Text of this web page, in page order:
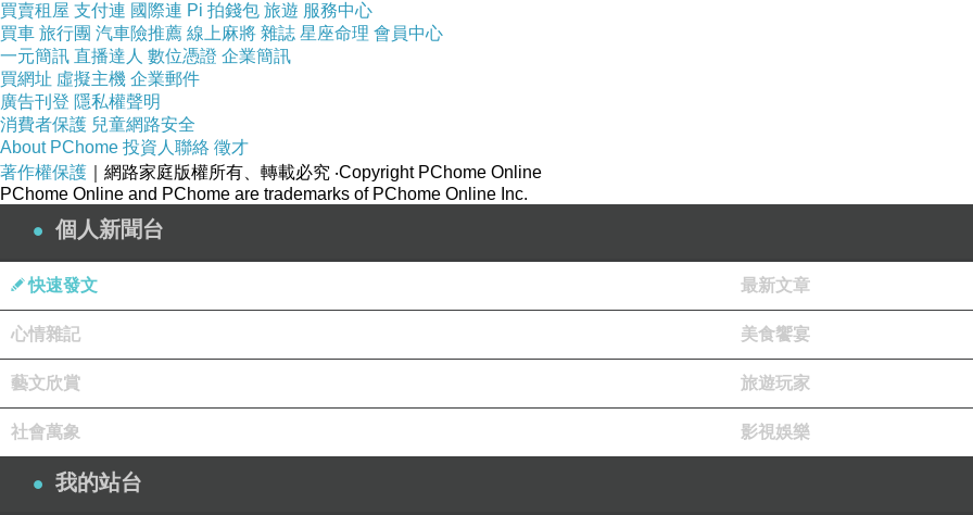
黑喔！」
每回聽到這種貼心的建議時，我都會忍不住滿臉問號，還以
嘛，就是那種明知是迷信
生出黑小孩？」的信念上產台。
事實是，不管老北老母有多白，就算不喝醬油不吃巧克力， 還是有可能生出黑小孩。
這麼說好像也不太對，媽媽我到現在還是覺得咱們家小鴨之 所以會這麼黑，應該是剛出生時住院好幾天
回來的嗎？
買賣租屋 支付連 國際連 Pi 拍錢包 旅遊 服務中心
買車 旅行團 汽車險推薦 線上麻將 雜誌 星座命理 會員中心
一元簡訊 直播達人 數位憑證 企業簡訊
買網址 虛擬主機 企業郵件
廣告刊登 隱私權聲明
消費者保護 兒童網路安全
About PChome 投資人聯絡 徵才
著作權保護 ｜網路家庭版權所有、轉載必究 ‧Copyright PChome Online
PChome Online and PChome are trademarks of PChome Online Inc.
個人新聞台
快速發文 最新文章
心情雜記 美食饗宴
藝文欣賞 旅遊玩家
社會萬象 影視娛樂
我的站台